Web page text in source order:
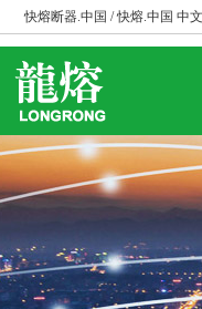
快熔断器.中国 / 快熔.中国 中